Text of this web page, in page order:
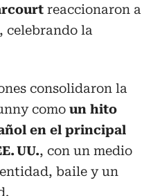
reaccionaron a
celebrando la
consolidaron la
como un hito
en el principal
UU., con un medio
baile y un